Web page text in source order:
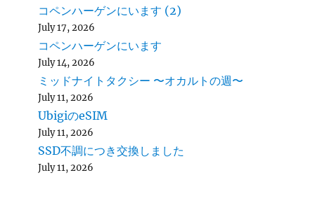
コペンハーゲンにいます (2)
July 17, 2026
コペンハーゲンにいます
July 14, 2026
ミッドナイトタクシー 〜オカルトの週〜
July 11, 2026
UbigiのeSIM
July 11, 2026
SSD不調につき交換しました
July 11, 2026